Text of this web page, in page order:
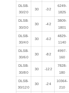
DLSB-
30/20
30 -32
6249-
1825
DLSB-
30/30
30 -42
3809-
1801
DLSB-
30/40
30 -62
4829-
1140
DLSB-
30/60
30 -82
4997-
160
DLSB-
30/80
30 -122
7828-
180
DLSB-
30/120
30 -24
10364-
210